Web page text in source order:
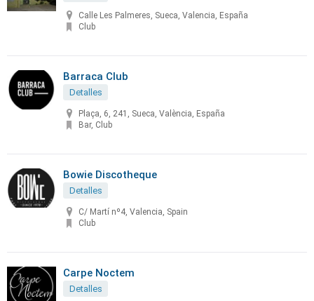
Calle Les Palmeres, Sueca, Valencia, España
Club
Barraca Club
Detalles
Plaça, 6, 241, Sueca, València, España
Bar, Club
Bowie Discotheque
Detalles
C/ Martí nº4, Valencia, Spain
Club
Carpe Noctem
Detalles